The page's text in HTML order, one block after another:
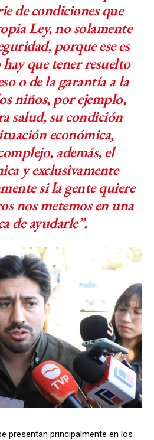
de condiciones que
Ley, no solamente
porque ese es
que tener resuelto
o de la garantía a la
niños, por ejemplo,
salud, su condición
económica,
además, el
y exclusivamente
si la gente quiere
nos metemos en una
de ayudarle”.
presentan principalmente en los